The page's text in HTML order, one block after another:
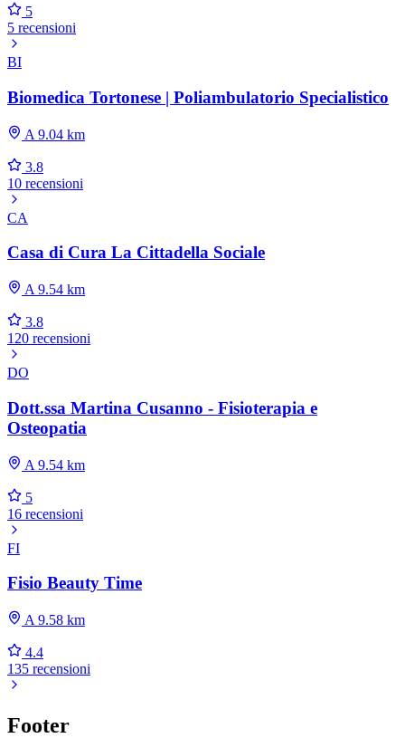
5
5 recensioni
BI
Biomedica Tortonese | Poliambulatorio Specialistico
A 9.04 km
3.8
10 recensioni
CA
Casa di Cura La Cittadella Sociale
A 9.54 km
3.8
120 recensioni
DO
Dott.ssa Martina Cusanno - Fisioterapia e
Osteopatia
A 9.54 km
5
16 recensioni
FI
Fisio Beauty Time
A 9.58 km
4.4
135 recensioni
Footer